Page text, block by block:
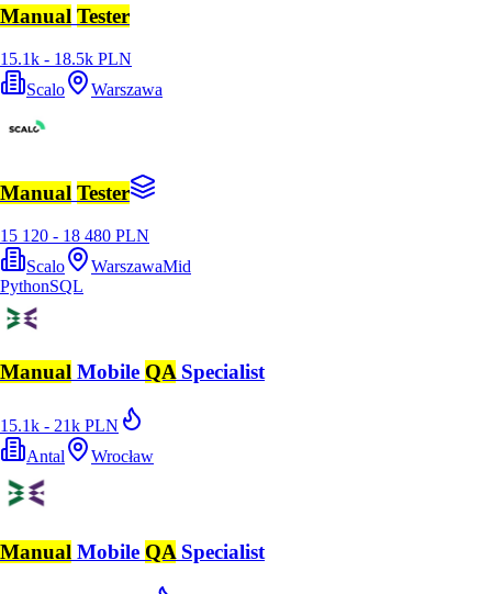
Manual Tester
15.1k - 18.5k PLN
Scalo
Warszawa
Manual Tester
15 120 - 18 480 PLN
Scalo
WarszawaMid
PythonSQL
Manual Mobile QASpecialist
15.1k - 21k PLN
Antal
Wrocław
Manual Mobile QA Specialist